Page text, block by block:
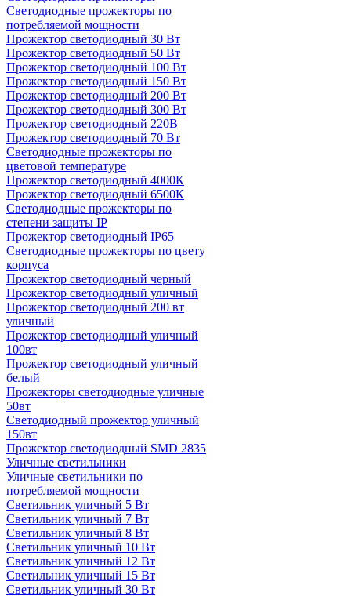
Светодиодные прожекторы по
потребляемой мощности
Прожектор светодиодный 30 Вт
Прожектор светодиодный 50 Вт
Прожектор светодиодный 100 Вт
Прожектор светодиодный 150 Вт
Прожектор светодиодный 200 Вт
Прожектор светодиодный 300 Вт
Прожектор светодиодный 220В
Прожектор светодиодный 70 Вт
Светодиодные прожекторы по
цветовой температуре
Прожектор светодиодный 4000К
Прожектор светодиодный 6500К
Светодиодные прожекторы по
степени защиты IP
Прожектор светодиодный IP65
Светодиодные прожекторы по цвету
корпуса
Прожектор светодиодный черный
Прожектор светодиодный уличный
Прожектор светодиодный 200 вт
уличный
Прожектор светодиодный уличный
100вт
Прожектор светодиодный уличный
белый
Прожекторы светодиодные уличные
50вт
Светодиодный прожектор уличный
150вт
Прожектор светодиодный SMD 2835
Уличные светильники
Уличные светильники по
потребляемой мощности
Светильник уличный 5 Вт
Светильник уличный 7 Вт
Светильник уличный 8 Вт
Светильник уличный 10 Вт
Светильник уличный 12 Вт
Светильник уличный 15 Вт
Светильник уличный 30 Вт